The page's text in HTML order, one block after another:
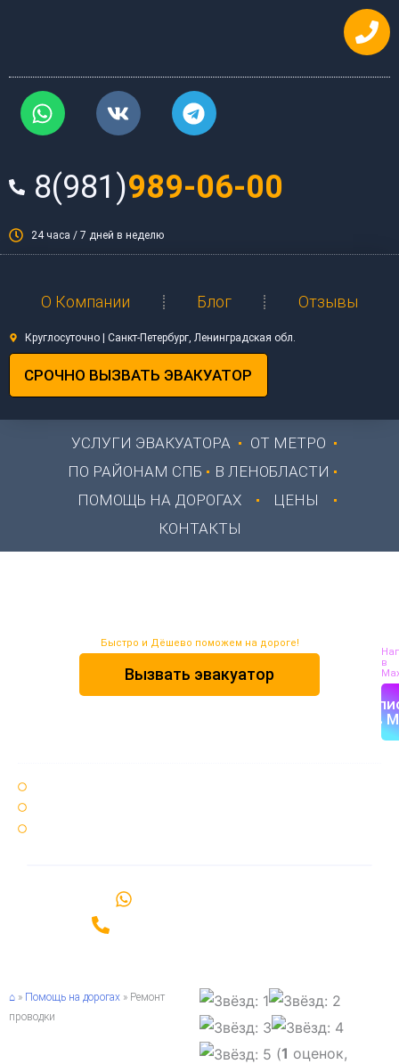
W
h
t
s
p
p
V
k
T
e
e
g
m
8(981)989-06-00
24 часа / 7 дней в неделю
О Компании Блог Отзывы
Круглосуточно | Санкт-Петербург, Ленинградская обл.
СРОЧНО ВЫЗВАТЬ ЭВАКУАТОР
УСЛУГИ ЭВАКУАТОРА
ОТ МЕТРО
ПО РАЙОНАМ СПБ
В ЛЕНОБЛАСТИ
ПОМОЩЬ НА ДОРОГАХ
ЦЕНЫ
КОНТАКТЫ
Быстро и Дёшево поможем на дороге!
Вызвать эвакуатор
в
в
⌂ » Помощь на дорогах » Ремонт
проводки
(1 оценок,